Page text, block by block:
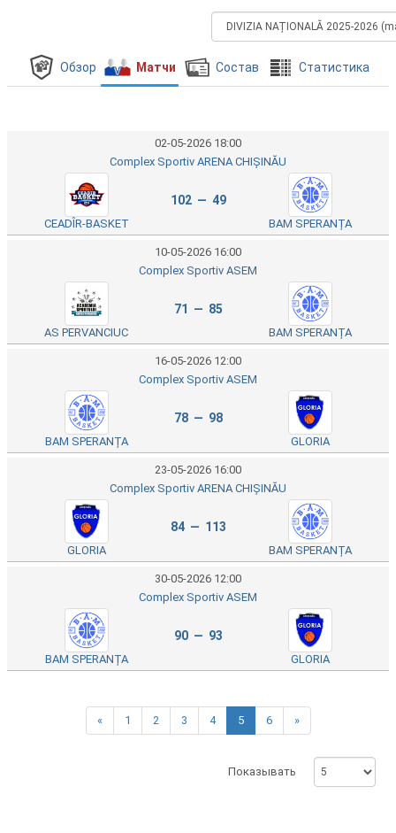
Обзор Матчи Состав Cтатистика
02-05-2026 18:00
Complex Sportiv ARENA CHIȘINĂU
CEADÎR-BASKET
102 — 49
BAM SPERANȚA
10-05-2026 16:00
Complex Sportiv ASEM
AS PERVANCIUC
71 — 85
BAM SPERANȚA
16-05-2026 12:00
Complex Sportiv ASEM
BAM SPERANȚA
78 — 98
GLORIA
23-05-2026 16:00
Complex Sportiv ARENA CHIȘINĂU
GLORIA
84 — 113
BAM SPERANȚA
30-05-2026 12:00
Complex Sportiv ASEM
BAM SPERANȚA
90 — 93
GLORIA
« 1 2 3 4 5 6 »
Показывать